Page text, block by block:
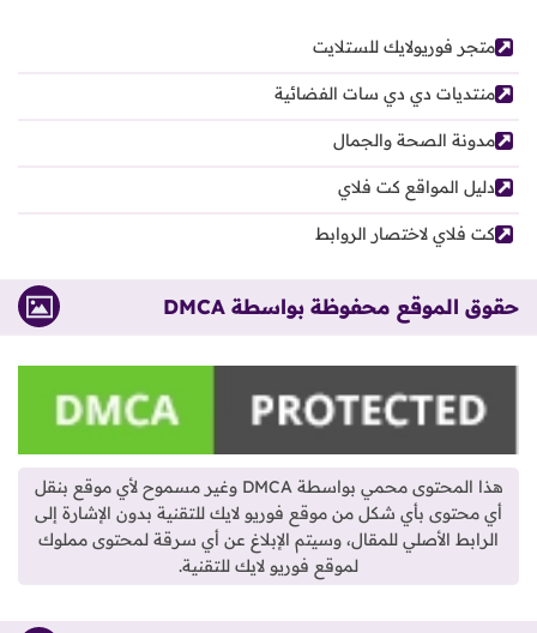
متجر فوريولايك للستلايت
منتديات دي دي سات الفضائية
مدونة الصحة والجمال
دليل المواقع كت فلاي
كت فلاي لاختصار الروابط
حقوق الموقع محفوظة بواسطة DMCA
هذا المحتوى محمي بواسطة DMCA وغير مسموح لأي موقع بنقل
أي محتوى بأي شكل من موقع فوريو لايك للتقنية بدون الإشارة إلى
الرابط الأصلي للمقال، وسيتم الإبلاغ عن أي سرقة لمحتوى مملوك
لموقع فوريو لايك للتقنية.